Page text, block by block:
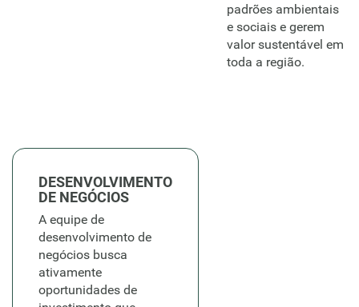
padrões ambientais
e sociais e gerem
valor sustentável em
toda a região.
DESENVOLVIMENTO
DE NEGÓCIOS
A equipe de
desenvolvimento de
negócios busca
ativamente
oportunidades de